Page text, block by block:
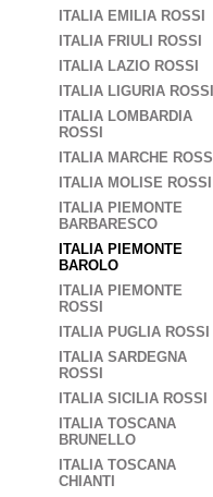
ITALIA EMILIA ROSSI
ITALIA FRIULI ROSSI
ITALIA LAZIO ROSSI
ITALIA LIGURIA ROSSI
ITALIA LOMBARDIA
ROSSI
ITALIA MARCHE ROSSI
ITALIA MOLISE ROSSI
ITALIA PIEMONTE
BARBARESCO
ITALIA PIEMONTE
BAROLO
ITALIA PIEMONTE
ROSSI
ITALIA PUGLIA ROSSI
ITALIA SARDEGNA
ROSSI
ITALIA SICILIA ROSSI
ITALIA TOSCANA
BRUNELLO
ITALIA TOSCANA
CHIANTI